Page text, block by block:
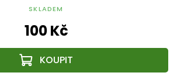
SKLADEM
100 Kč